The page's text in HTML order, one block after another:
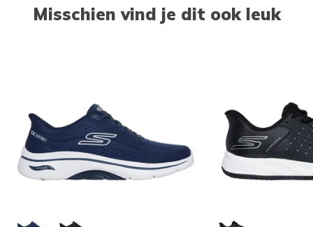
Misschien vind je dit ook leuk